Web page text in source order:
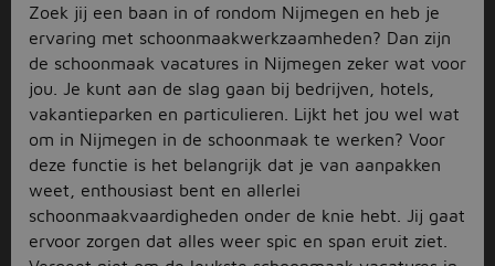
Zoek jij een baan in of rondom Nijmegen en heb je
ervaring met schoonmaakwerkzaamheden? Dan zijn
de schoonmaak vacatures in Nijmegen zeker wat voor
jou. Je kunt aan de slag gaan bij bedrijven, hotels,
vakantieparken en particulieren. Lijkt het jou wel wat
om in Nijmegen in de schoonmaak te werken? Voor
deze functie is het belangrijk dat je van aanpakken
weet, enthousiast bent en allerlei
schoonmaakvaardigheden onder de knie hebt. Jij gaat
ervoor zorgen dat alles weer spic en span eruit ziet.